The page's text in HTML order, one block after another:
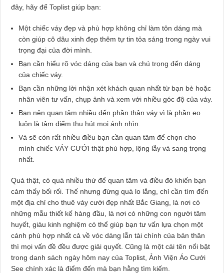
đây, hãy để Toplist giúp bạn:
Một chiếc váy đẹp và phù hợp không chỉ làm tôn dáng mà
còn giúp cô dâu xinh đẹp thêm tự tin tỏa sáng trong ngày vui
trọng đại của đời mình.
Bạn cần hiểu rõ vóc dáng của bạn và chú trọng đến dáng
của chiếc váy.
Bạn cần những lời nhận xét khách quan nhất từ bạn bè hoặc
nhân viên tư vấn, chụp ảnh và xem với nhiều góc độ của váy.
Bạn nên quan tâm nhiều đến phần thân váy vì là phần eo
luôn là tâm điểm thu hút mọi ánh nhìn.
Và sẽ còn rất nhiều điều bạn cần quan tâm để chọn cho
mình chiếc VÁY CƯỚI thật phù hợp, lộng lẫy và sang trọng
nhất.
Quả thật, có quá nhiều thứ để quan tâm và điều đó khiến bạn
cảm thấy bối rối. Thế nhưng đừng quá lo lắng, chỉ cần tìm đến
một địa chỉ cho thuê váy cưới đẹp nhất Bắc Giang, là nơi có
những mẫu thiết kế hàng đầu, là nơi có những con người tâm
huyết, giàu kinh nghiệm có thể giúp bạn tư vấn lựa chọn một
cánh phù hợp nhất cả về vóc dáng lẫn tài chính của bản thân
thì mọi vấn đề đều được giải quyết. Cũng là một cái tên nổi bật
trong danh sách ngày hôm nay của Toplist, Ảnh Viện Áo Cưới
See chính xác là điểm đến mà bạn hằng tìm kiếm.